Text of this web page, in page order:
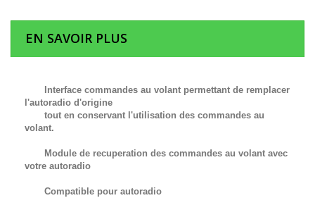
EN SAVOIR PLUS
Interface commandes au volant permettant de remplacer
l'autoradio d'origine
tout en conservant l'utilisation des commandes au
volant.
Module de recuperation des commandes au volant avec
votre autoradio
Compatible pour autoradio